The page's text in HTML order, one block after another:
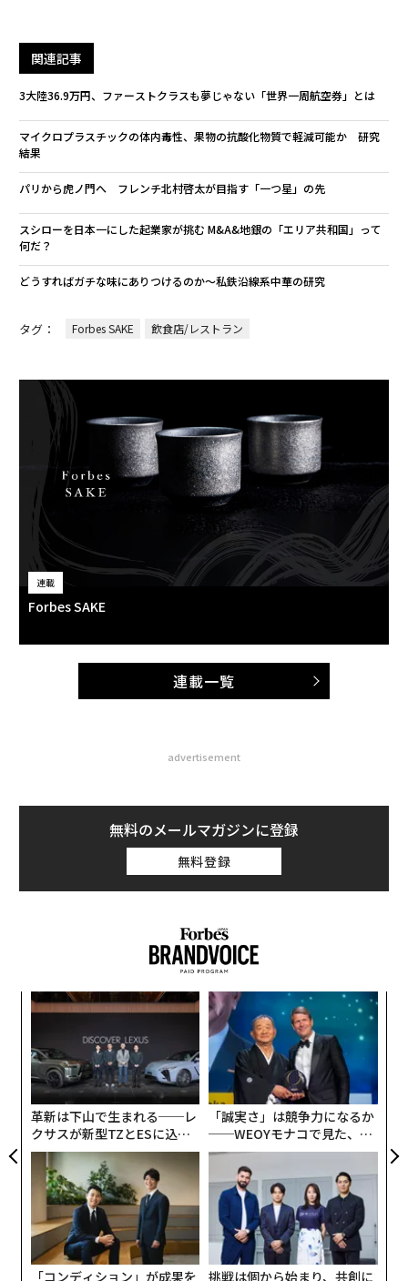
関連記事
3大陸36.9万円、ファーストクラスも夢じゃない「世界一周航空券」とは
マイクロプラスチックの体内毒性、果物の抗酸化物質で軽減可能か 研究
結果
パリから虎ノ門へ フレンチ北村啓太が目指す「一つ星」の先
スシローを日本一にした起業家が挑む M&A&地銀の「エリア共和国」って
何だ？
どうすればガチな味にありつけるのか～私鉄沿線系中華の研究
タグ： Forbes SAKE 飲食店/レストラン
連載
Forbes SAKE
連載一覧
advertisement
無料のメールマガジンに登録
無料登録
革新は下山で生まれる──レ
クサスが新型TZとESに込め
た「DISCOVER」の哲学
「誠実さ」は競争力になるか
──WEOYモナコで見た、く
ら寿司の経営哲学
「コンディション」が成果を 挑戦は個から始まり、共創に